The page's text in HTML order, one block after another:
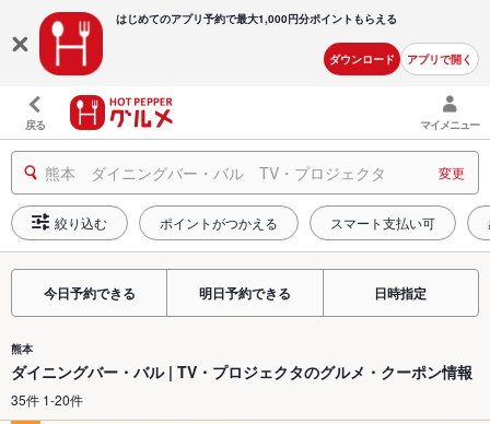
はじめてのアプリ予約で最大1,000円分ポイントもらえる
ダウンロード アプリで開く
戻る マイメニュー
熊本 ダイニングバー・バル TV・プロジェクタ 変更
絞り込む ポイントがつかえる スマート支払い可
今日予約できる 明日予約できる 日時指定
熊本
ダイニングバー・バル | TV・プロジェクタのグルメ・クーポン情報
35件 1-20件